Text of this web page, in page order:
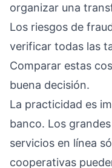
organizar una
Los riesgos de
verificar todas las
Comparar estas
buena decisión.
La practicidad es
banco. Los
servicios en línea
cooperativas